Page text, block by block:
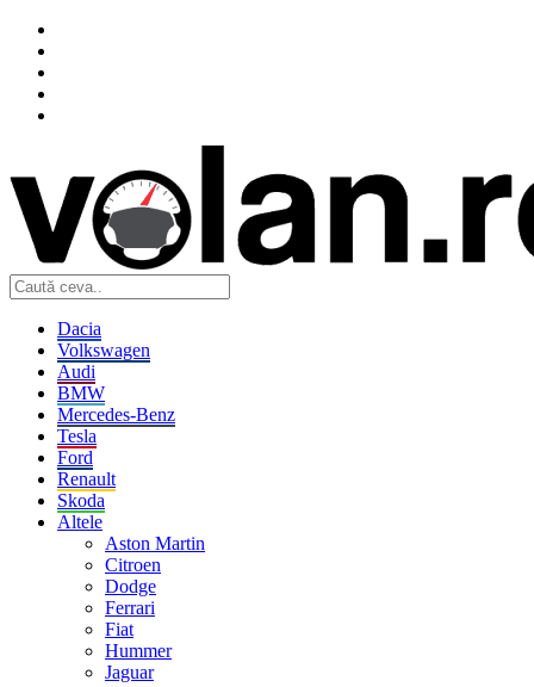
Dacia
Volkswagen
Audi
BMW
Mercedes-Benz
Tesla
Ford
Renault
Skoda
Altele
Aston Martin
Citroen
Dodge
Ferrari
Fiat
Hummer
Jaguar